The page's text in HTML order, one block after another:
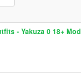
- Yakuza 0 18+ Mod